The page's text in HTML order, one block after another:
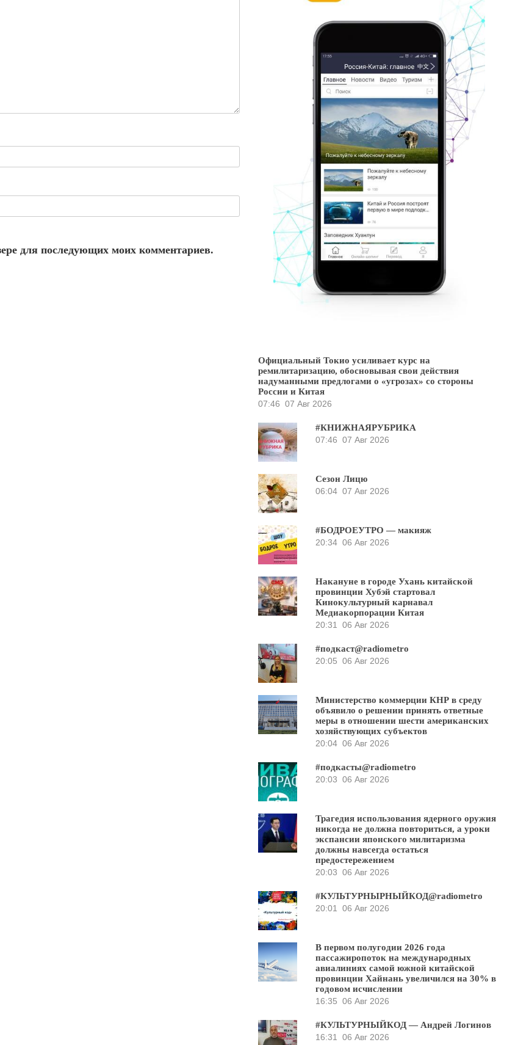
для последующих моих комментариев.
Официальный Токио усиливает курс на
ремилитаризацию, обосновывая свои действия
надуманными предлогами о «угрозах» со стороны
России и Китая
07:46 07 Авг 2026
#КНИЖНАЯРУБРИКА
07:46 07 Авг 2026
Сезон Лицю
06:04 07 Авг 2026
#БОДРОЕУТРО — макияж
20:34 06 Авг 2026
Накануне в городе Ухань китайской
провинции Хубэй стартовал
Кинокультурный карнавал
Медиакорпорации Китая
20:31
06 Авг 2026
#подкаст@radiometro
20:05 06 Авг 2026
Министерство коммерции КНР в среду
объявило о решении принять ответные
меры в отношении шести американских
хозяйствующих субъектов
20:04 06 Авг 2026
#подкасты@radiometro
20:03 06 Авг 2026
Трагедия использования ядерного оружия
никогда не должна повториться, а уроки
экспансии японского милитаризма
должны навсегда остаться
предостережением
20:03 06 Авг 2026
#КУЛЬТУРНЫРНЫЙКОД@radiometro
20:01
06 Авг 2026
В первом полугодии 2026 года
пассажиропоток на международных
авиалиниях самой южной китайской
провинции Хайнань увеличился на 30% в
годовом исчислении
16:35 06 Авг 2026
#КУЛЬТУРНЫЙКОД — Андрей Логинов
16:31
06 Авг 2026